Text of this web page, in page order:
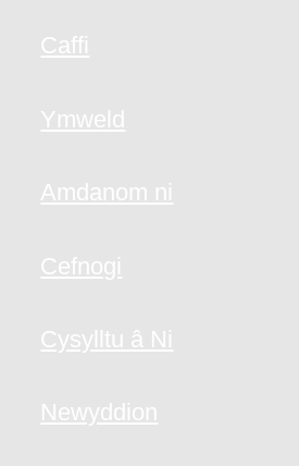
Caffi
Ymweld
Amdanom ni
Cefnogi
Cysylltu â Ni
Newyddion